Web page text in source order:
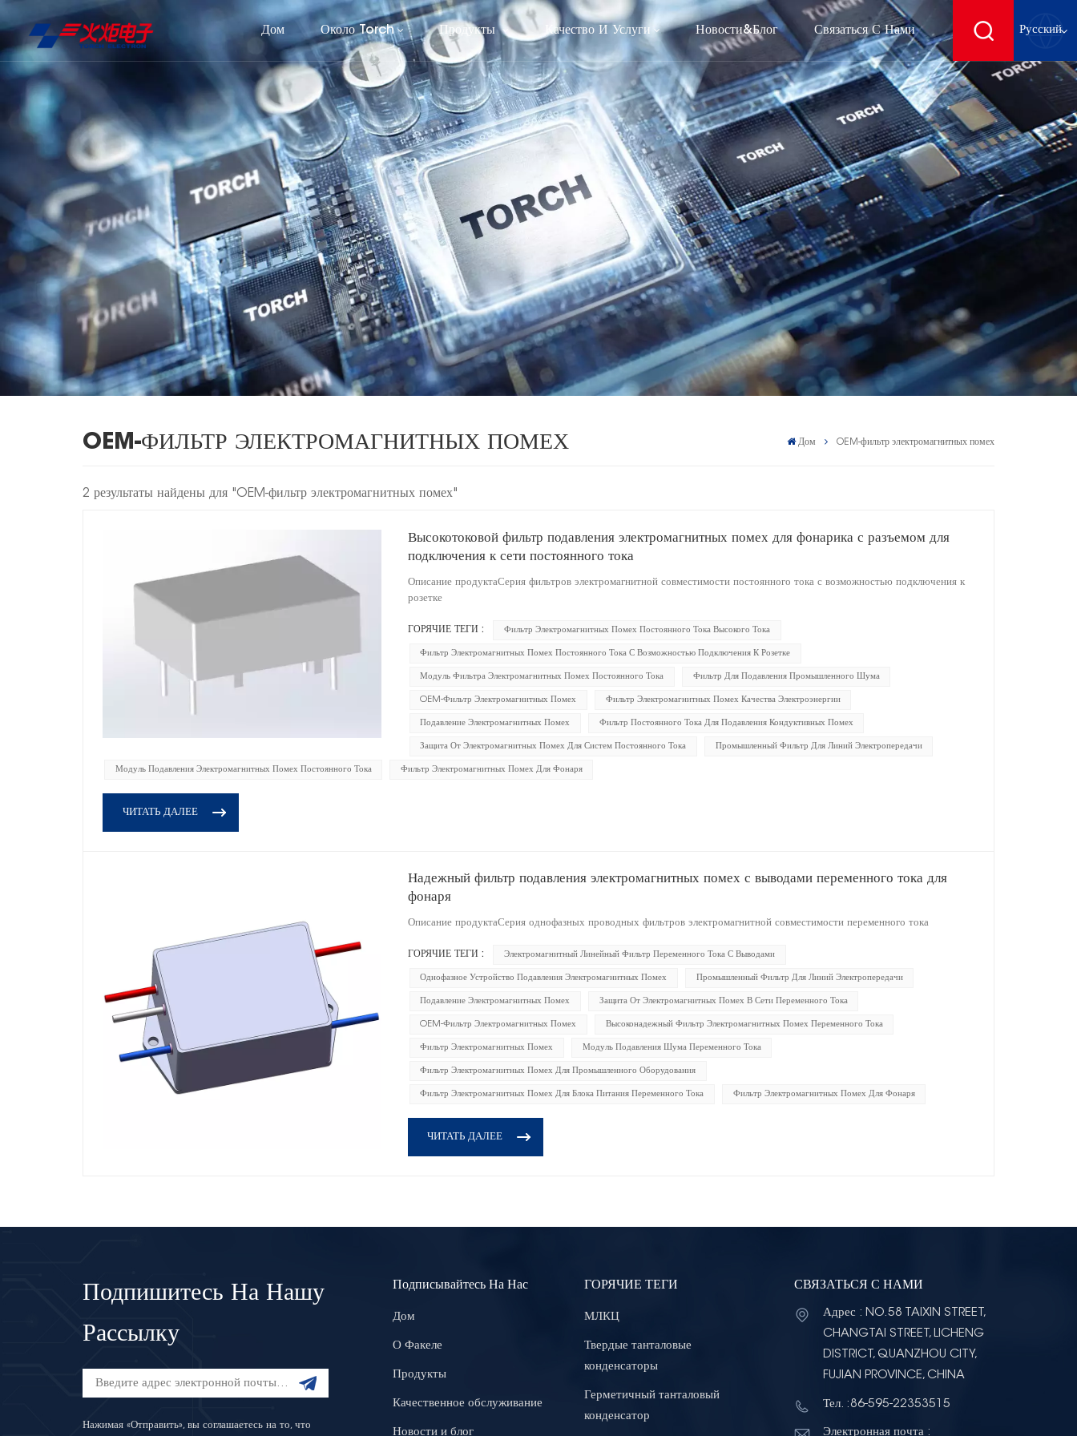
Дом Около Torch Продукты Качество И Услуги Новости&блог Связаться С Нами Русский
English
français
Deutsch
español
OEM-ФИЛЬТР ЭЛЕКТРОМАГНИТНЫХ ПОМЕХ Дом OEM-фильтр электромагнитных помех
2 результаты найдены для "OEM-фильтр электромагнитных помех"
Высокотоковой фильтр подавления электромагнитных помех для фонарика с разъемом для
подключения к сети постоянного тока
Описание продуктаСерия фильтров электромагнитной совместимости постоянного тока с возможностью подключения к
розетке
ГОРЯЧИЕ ТЕГИ : Фильтр Электромагнитных Помех Постоянного Тока Высокого Тока
Фильтр Электромагнитных Помех Постоянного Тока С Возможностью Подключения К Розетке
Модуль Фильтра Электромагнитных Помех Постоянного Тока Фильтр Для Подавления Промышленного Шума
OEM-Фильтр Электромагнитных Помех Фильтр Электромагнитных Помех Качества Электроэнергии
Подавление Электромагнитных Помех Фильтр Постоянного Тока Для Подавления Кондуктивных Помех
Защита От Электромагнитных Помех Для Систем Постоянного Тока Промышленный Фильтр Для Линий Электропередачи
Модуль Подавления Электромагнитных Помех Постоянного Тока Фильтр Электромагнитных Помех Для Фонаря
ЧИТАТЬ ДАЛЕЕ
Надежный фильтр подавления электромагнитных помех с выводами переменного тока для
фонаря
Описание продуктаСерия однофазных проводных фильтров электромагнитной совместимости переменного тока
ГОРЯЧИЕ ТЕГИ : Электромагнитный Линейный Фильтр Переменного Тока С Выводами
Однофазное Устройство Подавления Электромагнитных Помех Промышленный Фильтр Для Линий Электропередачи
Подавление Электромагнитных Помех Защита От Электромагнитных Помех В Сети Переменного Тока
OEM-Фильтр Электромагнитных Помех Высоконадежный Фильтр Электромагнитных Помех Переменного Тока
Фильтр Электромагнитных Помех Модуль Подавления Шума Переменного Тока
Фильтр Электромагнитных Помех Для Промышленного Оборудования
Фильтр Электромагнитных Помех Для Блока Питания Переменного Тока Фильтр Электромагнитных Помех Для Фонаря
ЧИТАТЬ ДАЛЕЕ
Подпишитесь На Нашу
Рассылку
Нажимая «Отправить», вы соглашаетесь на то, что
Подписывайтесь На Нас
Дом
О Факеле
Продукты
Качественное обслуживание
Новости и блог
ГОРЯЧИЕ ТЕГИ
МЛКЦ
Твердые танталовые
конденсаторы
Герметичный танталовый
конденсатор
СВЯЗАТЬСЯ С НАМИ
Адрес : NO.58 TAIXIN STREET,
CHANGTAI STREET, LICHENG
DISTRICT, QUANZHOU CITY,
FUJIAN PROVINCE, CHINA
Тел. :86-595-22353515
Электронная почта :